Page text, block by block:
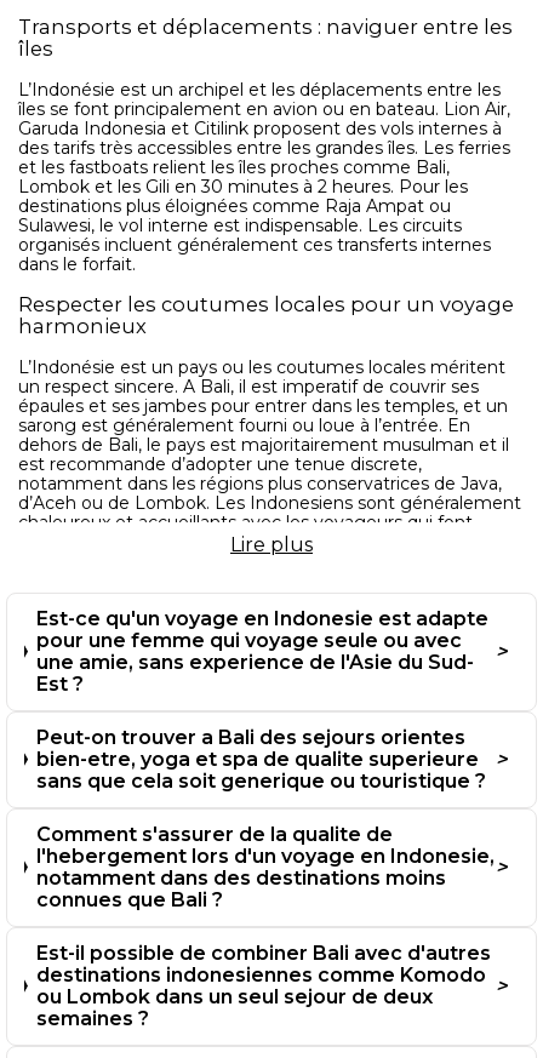
Transports et déplacements : naviguer entre les
îles
L’Indonésie est un archipel et les déplacements entre les
îles se font principalement en avion ou en bateau. Lion Air,
Garuda Indonesia et Citilink proposent des vols internes à
des tarifs très accessibles entre les grandes îles. Les ferries
et les fastboats relient les îles proches comme Bali,
Lombok et les Gili en 30 minutes à 2 heures. Pour les
destinations plus éloignées comme Raja Ampat ou
Sulawesi, le vol interne est indispensable. Les circuits
organisés incluent généralement ces transferts internes
dans le forfait.
Respecter les coutumes locales pour un voyage
harmonieux
L’Indonésie est un pays ou les coutumes locales méritent
un respect sincere. A Bali, il est imperatif de couvrir ses
épaules et ses jambes pour entrer dans les temples, et un
sarong est généralement fourni ou loue à l’entrée. En
dehors de Bali, le pays est majoritairement musulman et il
est recommande d’adopter une tenue discrete,
notamment dans les régions plus conservatrices de Java,
d’Aceh ou de Lombok. Les Indonesiens sont généralement
chaleureux et accueillants avec les voyageurs qui font
l’effort de respecter leurs traditions.
Lire plus
Est-ce qu'un voyage en Indonesie est adapte
pour une femme qui voyage seule ou avec
une amie, sans experience de l'Asie du Sud-
Est ?
Peut-on trouver a Bali des sejours orientes
bien-etre, yoga et spa de qualite superieure
sans que cela soit generique ou touristique ?
Comment s'assurer de la qualite de
l'hebergement lors d'un voyage en Indonesie,
notamment dans des destinations moins
connues que Bali ?
Est-il possible de combiner Bali avec d'autres
destinations indonesiennes comme Komodo
ou Lombok dans un seul sejour de deux
semaines ?